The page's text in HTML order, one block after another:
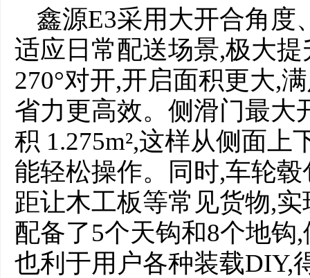
鑫源E3采用大开合角度
适应日常配送场景,极大
270°对开,开启面积更大,
省力更高效。侧滑门最大
积 1.275m²,这样从侧面
能轻松操作。同时,车轮
距让木工板等常见货物,
配备了5个天钩和8个地钩
也利于用户各种装载DIY,